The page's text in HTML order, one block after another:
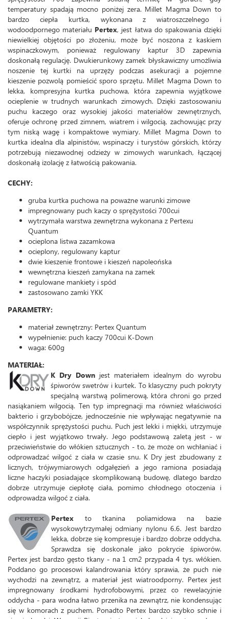
temperatury spadają mocno poniżej zera. Millet Magma Down to
bardzo ciepła kurtka, wykonana z wiatroszczelnego i
wodoodpornego materiału Pertex, jest łatwa do spakowania dzięki
niewielkiej objętości po złożeniu, może być noszona z kaskiem
wspinaczkowym, ponieważ regulowany kaptur 3D zapewnia
doskonałą regulację. Dwukierunkowy zamek błyskawiczny umożliwia
noszenie tej kurtki na uprzęży podczas asekuracji a pojemne
kieszenie pozwolą pomieścić sporo sprzętu. Millet Magma Down to
lekka, kompresyjna kurtka puchowa, która zapewnia wyjątkowe
ocieplenie w trudnych warunkach zimowych. Dzięki zastosowaniu
puchu kaczego oraz wysokiej jakości materiałów zewnętrznych,
oferuje ochronę przed zimnem, wiatrem i wilgocią, zachowując przy
tym niską wagę i kompaktowe wymiary. Millet Magma Down to
kurtka idealna dla alpinistów, wspinaczy i turystów górskich, którzy
potrzebują niezawodnej odzieży w zimowych warunkach, łączącej
doskonałą izolację z łatwością pakowania.
CECHY:
gruba kurtka puchowa na poważne warunki zimowe
impregnowany puch kaczy o sprężystości 700cui
wytrzymała warstwa zewnętrzna wykonana z Pertexu
Quantum
ocieplona listwa zazamkowa
ocieplony, regulowany kaptur
dwie kieszenie frontowe i kieszeń napoleońska
wewnętrzna kieszeń zamykana na zamek
regulowane mankiety i spód
zastosowano zamki YKK
PARAMETRY:
materiał zewnętrzny: Pertex Quantum
wypełnienie: puch kaczy 700cui K-Down
waga: 600g
MATERIAŁ:
K Dry Down jest materiałem idealnym do wyrobu
śpiworów swetrów i kurtek. To klasyczny puch pokryty
specjalną warstwą polimerową, która chroni go przed
nasiąkaniem wilgocią. Ten typ impregnacji ma również właściwości
bakterio i grzybobójcze, jednocześnie nie wpływając negatywnie na
współczynnik sprężystości puchu. Puch jest lekki i miękki, utrzymuje
ciepło i jest wyjątkowo trwały. Jego podstawową zaletą jest - w
przeciwieństwie do włókien sztucznych - to, że może on wchłaniać i
odprowadzać wilgoć z ciała w czasie snu. K Dry jest zbudowany z
licznych, trójwymiarowych odgałęzień a jego ramiona posiadają
liczne haczyki posiadające skomplikowaną budowę, dlatego bardzo
dobrze utrzymuje ciepłotę ciała, pomimo chłodnego otoczenia i
odprowadza wilgoć z ciała.
Pertex to tkanina poliamidowa na bazie
wysokowytrzymałej odmiany nylonu 6.6. Jest bardzo
lekka, dobrze się kompresuje i bardzo dobrze oddycha.
Sprawdza się doskonale jako pokrycie śpiworów.
Pertex jest bardzo gęsto tkany - na 1 cm2 przypada 4 tys. włókien.
Poddano go procesowi kalandrowania który sprawia, że puch nie
wychodzi na zewnątrz, a materiał jest wiatroodporny. Pertex jest
impregnowany środkami hydrofobowymi, przez co rewelacyjnie
oddycha - para wodna łatwo przenika na zewnątrz, nie kondensując
się w komorach z puchem. Ponadto Pertex bardzo szybko schnie i